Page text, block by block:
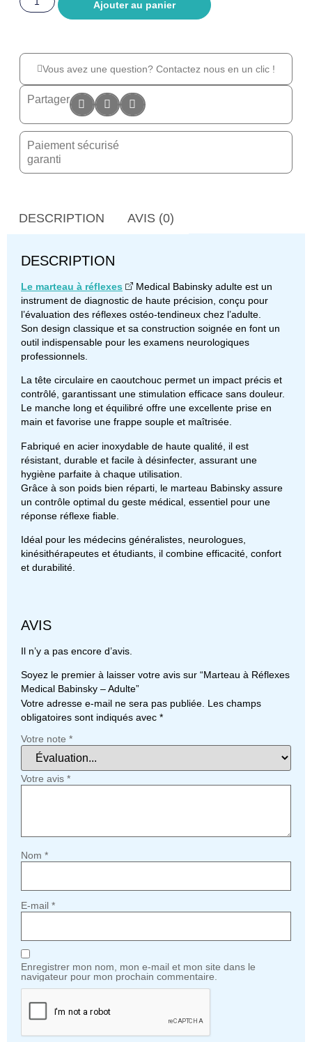
Ajouter au panier
Vous avez une question? Contactez nous en un clic !
Partager
Paiement sécurisé
garanti
DESCRIPTION AVIS (0)
DESCRIPTION
Le marteau à réflexes
Medical Babinsky adulte est un
instrument de diagnostic de haute précision, conçu pour
l’évaluation des réflexes ostéo-tendineux chez l’adulte.
Son design classique et sa construction soignée en font un
outil indispensable pour les examens neurologiques
professionnels.
La tête circulaire en caoutchouc permet un impact précis et
contrôlé, garantissant une stimulation efficace sans douleur.
Le manche long et équilibré offre une excellente prise en
main et favorise une frappe souple et maîtrisée.
Fabriqué en acier inoxydable de haute qualité, il est
résistant, durable et facile à désinfecter, assurant une
hygiène parfaite à chaque utilisation.
Grâce à son poids bien réparti, le marteau Babinsky assure
un contrôle optimal du geste médical, essentiel pour une
réponse réflexe fiable.
Idéal pour les médecins généralistes, neurologues,
kinésithérapeutes et étudiants, il combine efficacité, confort
et durabilité.
AVIS
Il n’y a pas encore d’avis.
Soyez le premier à laisser votre avis sur “Marteau à Réflexes
Medical Babinsky – Adulte”
Votre adresse e-mail ne sera pas publiée. Les champs
obligatoires sont indiqués avec *
Votre note *
Votre avis *
Nom *
E-mail *
Enregistrer mon nom, mon e-mail et mon site dans le
navigateur pour mon prochain commentaire.